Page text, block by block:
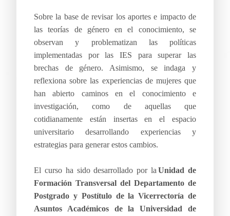
Sobre la base de revisar los aportes e impacto de
las teorías de género en el conocimiento, se
observan y problematizan las políticas
implementadas por las IES para superar las
brechas de género. Asimismo, se indaga y
reflexiona sobre las experiencias de mujeres que
han abierto caminos en el conocimiento e
investigación, como de aquellas que
cotidianamente están insertas en el espacio
universitario desarrollando experiencias y
estrategias para generar estos cambios.
El curso ha sido desarrollado por laUnidad de
Formación Transversal del Departamento de
Postgrado y Postítulo de la Vicerrectoría de
Asuntos Académicos de la Universidad de